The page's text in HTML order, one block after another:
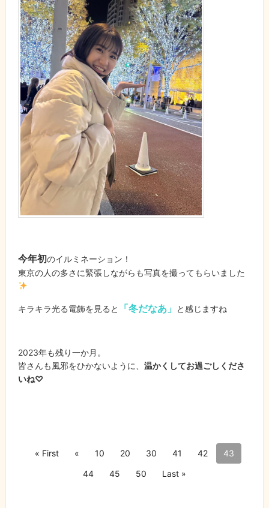
今年初のイルミネーション！
東京の人の多さに緊張しながらも写真を撮ってもらいました
キラキラ光る電飾を見ると 「冬だなあ」 と感じますね
2023年も残り一か月。
皆さんも風邪をひかないように、 温かくしてお過ごしくださ
いね♡
« First « 10 20 30 41 42
43
44
45 50 Last »